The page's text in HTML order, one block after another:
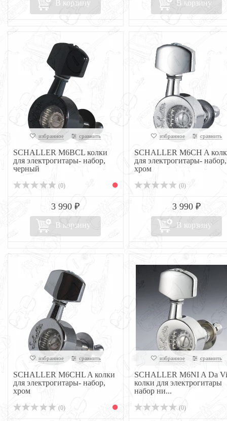
В корзину В корзину
избранное сравнить
SCHALLER M6BCL колки
для электрогитары- набор,
черный
(0)
3 990 ₽
В корзину
избранное сравнить
SCHALLER M6CH A
для электрогитары- набор,
хром
(0)
3 990 ₽
В корзину
избранное сравнить
SCHALLER M6CHL A колки
для электрогитары- набор,
хром
(0)
избранное сравнить
SCHALLER M6NI A Da
колки для электрогитары
набор ни...
(0)